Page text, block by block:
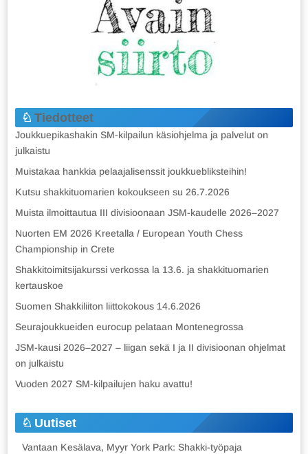
Tiedotteet
Joukkuepikashakin SM-kilpailun käsiohjelma ja palvelut on
julkaistu
Muistakaa hankkia pelaajalisenssit joukkuebliksteihin!
Kutsu shakkituomarien kokoukseen su 26.7.2026
Muista ilmoittautua III divisioonaan JSM-kaudelle 2026–2027
Nuorten EM 2026 Kreetalla / European Youth Chess
Championship in Crete
Shakkitoimitsijakurssi verkossa la 13.6. ja shakkituomarien
kertauskoe
Suomen Shakkiliiton liittokokous 14.6.2026
Seurajoukkueiden eurocup pelataan Montenegrossa
JSM-kausi 2026–2027 – liigan sekä I ja II divisioonan ohjelmat
on julkaistu
Vuoden 2027 SM-kilpailujen haku avattu!
Uutiset
Vantaan Kesälava, Myyr York Park: Shakki-työpaja